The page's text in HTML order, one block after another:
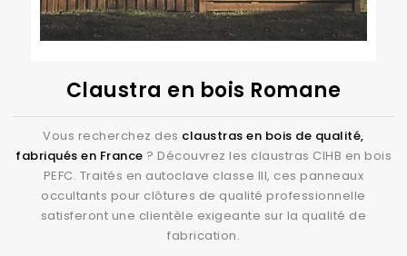
Claustra en bois Romane
Vous recherchez des claustras en bois de qualité,
fabriqués en France ? Découvrez les claustras CIHB en bois
PEFC. Traités en autoclave classe III, ces panneaux
occultants pour clôtures de qualité professionnelle
satisferont une clientèle exigeante sur la qualité de
fabrication.